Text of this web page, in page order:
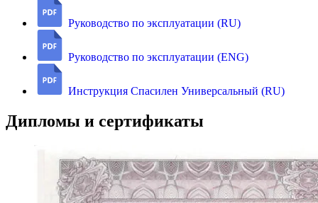
Руководство по эксплуатации (RU)
Руководство по эксплуатации (ENG)
Инструкция Спасилен Универсальный (RU)
Дипломы и сертификаты